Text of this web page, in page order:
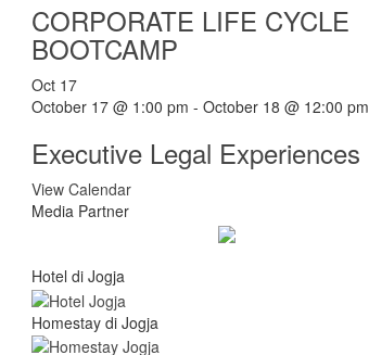
CORPORATE LIFE CYCLE
BOOTCAMP
Oct 17
October 17 @ 1:00 pm - October 18 @ 12:00 pm
Executive Legal Experiences
View Calendar
Media Partner
Hotel di Jogja
Homestay di Jogja